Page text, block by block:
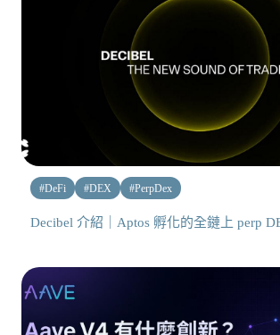
#DeFi #DEX #PerpDex
Decibel 介紹｜Aptos 孵化的全鏈上 perp